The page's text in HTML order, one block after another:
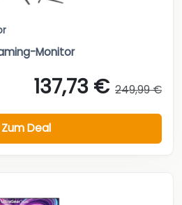
Monitor
137,73 € 249,99 €
Zum Deal